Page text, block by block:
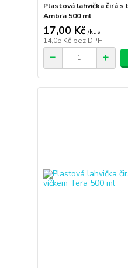
Plastová lahvička čirá s
Ambra 500 ml
17,00 Kč /kus
14,05 Kč bez DPH